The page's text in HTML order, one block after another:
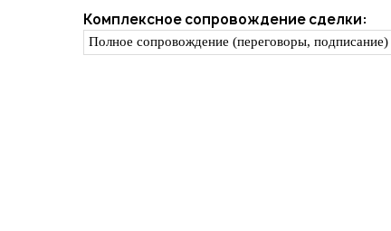
Комплексное сопровождение сделки:
Полное сопровождение (переговоры, подписание)